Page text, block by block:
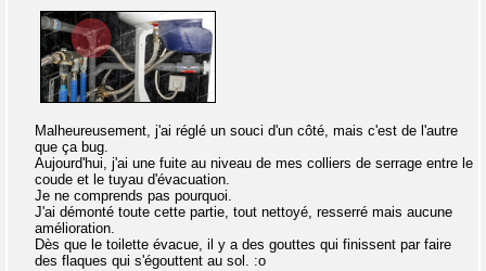
Malheureusement, j'ai réglé un souci d'un côté, mais c'est de l'autre
que ça bug.
Aujourd'hui, j'ai une fuite au niveau de mes colliers de serrage entre le
coude et le tuyau d'évacuation.
Je ne comprends pas pourquoi.
J'ai démonté toute cette partie, tout nettoyé, resserré mais aucune
amélioration.
Dès que le toilette évacue, il y a des gouttes qui finissent par faire
des flaques qui s'égouttent au sol. :o